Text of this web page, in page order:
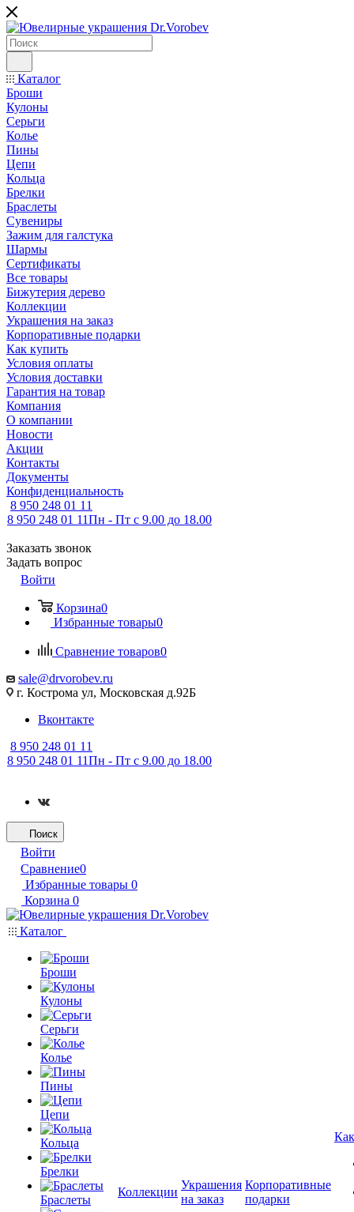
Каталог
Броши
Кулоны
Серьги
Колье
Пины
Цепи
Кольца
Брелки
Браслеты
Сувениры
Зажим для галстука
Шармы
Сертификаты
Все товары
Бижутерия дерево
Коллекции
Украшения на заказ
Корпоративные подарки
Как купить
Условия оплаты
Условия доставки
Гарантия на товар
Компания
О компании
Новости
Акции
Контакты
Документы
Конфиденциальность
8 950 248 01 11
8 950 248 01 11Пн - Пт с 9.00 до 18.00
Заказать звонок
Задать вопрос
Войти
Корзина0
Избранные товары0
Сравнение товаров0
sale@drvorobev.ru
г. Кострома ул, Московская д.92Б
Вконтакте
8 950 248 01 11
8 950 248 01 11Пн - Пт с 9.00 до 18.00
Поиск
Войти
Сравнение0
Избранные товары 0
Корзина 0
Каталог
Броши
Кулоны
Серьги
Колье
Пины
Цепи
Кольца
Брелки
Браслеты
Коллекции
Украшения
на заказ
Корпоративные
подарки